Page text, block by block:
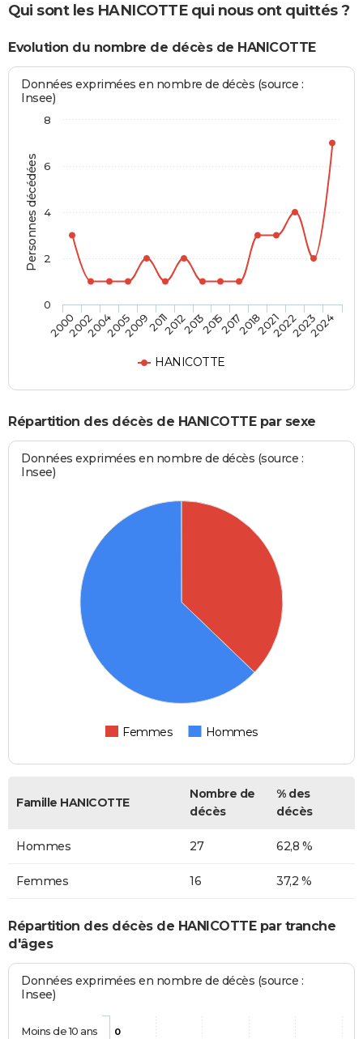
Qui sont les HANICOTTE qui nous ont quittés ?
Evolution du nombre de décès de HANICOTTE
Personnes décédées
Données exprimées en nombre de décès (source :
Insee)
HANICOTTE
200020022004200520092011201220132015201720182021202220232024
0
2
4
6
8
Répartition des décès de HANICOTTE par sexe
Données exprimées en nombre de décès (source :
Insee)
Femmes Hommes
Famille HANICOTTE
Nombre de
décès
% des
décès
Hommes 27 62,8 %
Femmes 16 37,2 %
Répartition des décès de HANICOTTE par tranche
d'âges
Données exprimées en nombre de décès (source :
Insee)
0
Moins de 10 ans